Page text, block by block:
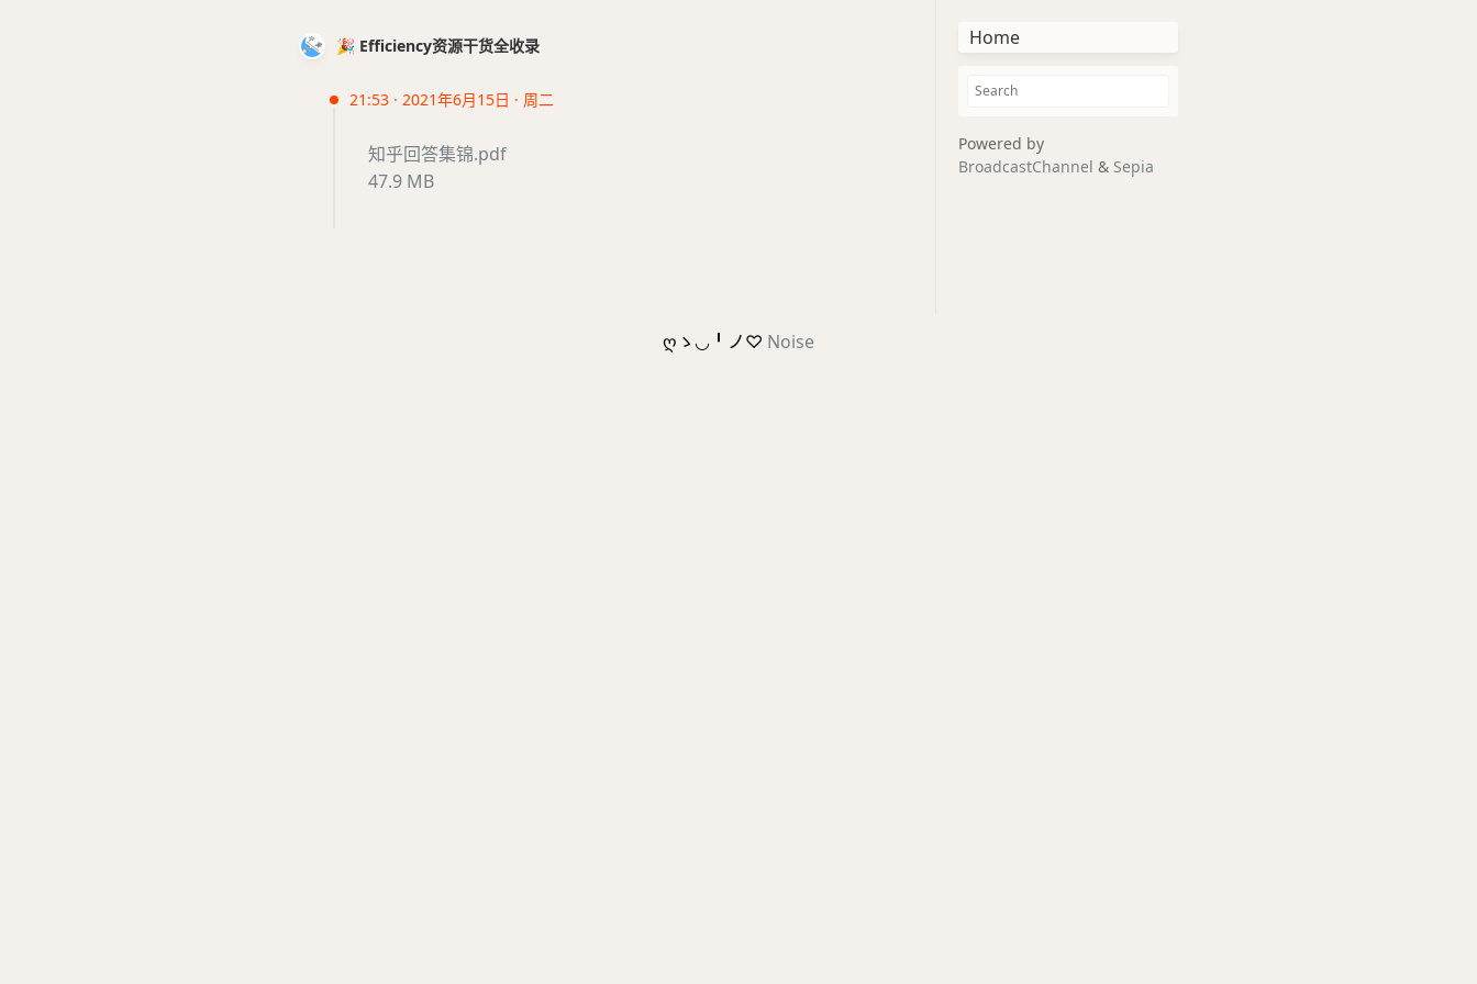
🎉 Efficiency资源干货全收录
21:53 · 2021年6月15日 · 周二
知乎回答集锦.pdf
47.9 MB
Home
Powered by
BroadcastChannel & Sepia
ღゝ◡╹ノ♡ Noise